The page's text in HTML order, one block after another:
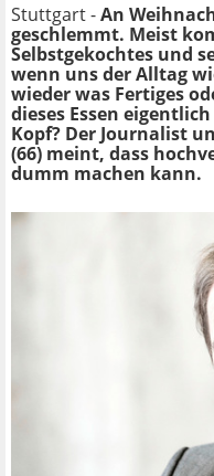
Stuttgart -An
geschlemmt. Meist
Selbstgekochtes und
wenn uns der Alltag
wieder was Fertiges
dieses Essen
Kopf? Der Journalist
(66) meint, dass
dumm machen kann.